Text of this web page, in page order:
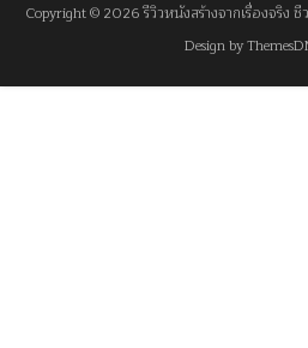
Copyright © 2026 รีวิวหนังสร้างจากเรื่องจริง
Design by